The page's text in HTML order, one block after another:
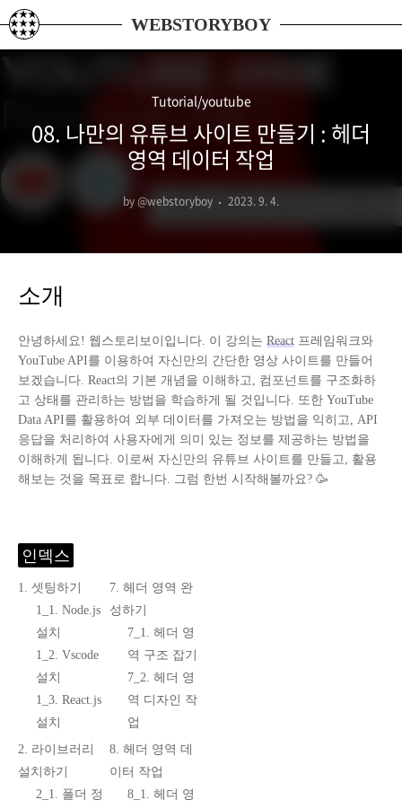
본문 바로가기
WEBSTORYBOY
Tutorial/youtube
08. 나만의 유튜브 사이트 만들기 : 헤더
영역 데이터 작업
by @webstoryboy 2023. 9. 4.
소개
안녕하세요! 웹스토리보이입니다. 이 강의는 React 프레임워크와
YouTube API를 이용하여 자신만의 간단한 영상 사이트를 만들어
보겠습니다. React의 기본 개념을 이해하고, 컴포넌트를 구조화하
고 상태를 관리하는 방법을 학습하게 될 것입니다. 또한 YouTube
Data API를 활용하여 외부 데이터를 가져오는 방법을 익히고, API
응답을 처리하여 사용자에게 의미 있는 정보를 제공하는 방법을
이해하게 됩니다. 이로써 자신만의 유튜브 사이트를 만들고, 활용
해보는 것을 목표로 합니다. 그럼 한번 시작해볼까요? 🥳
인덱스
1. 셋팅하기
1_1. Node.js
설치
1_2. Vscode
설치
1_3. React.js
설치
2. 라이브러리
설치하기
2_1. 폴더 정
7. 헤더 영역 완
성하기
7_1. 헤더 영
역 구조 잡기
7_2. 헤더 영
역 디자인 작
업
8. 헤더 영역 데
이터 작업
8_1. 헤더 영